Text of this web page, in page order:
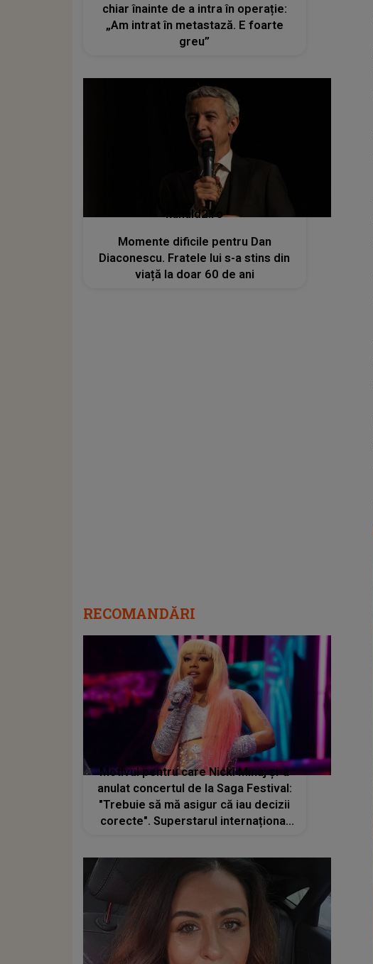
chiar înainte de a intra în operație:
„Am intrat în metastază. E foarte
greu”
kanald2.ro
Momente dificile pentru Dan
Diaconescu. Fratele lui s-a stins din
viață la doar 60 de ani
RECOMANDĂRI
Motivul pentru care Nicki Minaj și-a
anulat concertul de la Saga Festival:
"Trebuie să mă asigur că iau decizii
corecte". Superstarul internațional